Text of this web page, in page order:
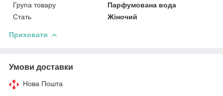
Група товару
Парфумована вода
Стать
Жіночий
Приховати
Умови доставки
Нова Пошта